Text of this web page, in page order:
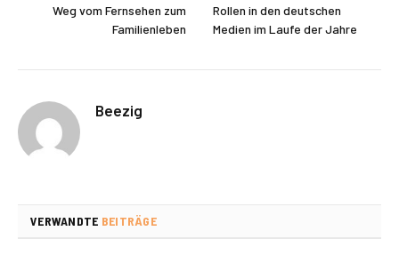
Weg vom Fernsehen zum
Familienleben
Rollen in den deutschen
Medien im Laufe der Jahre
Beezig
VERWANDTE BEITRÄGE